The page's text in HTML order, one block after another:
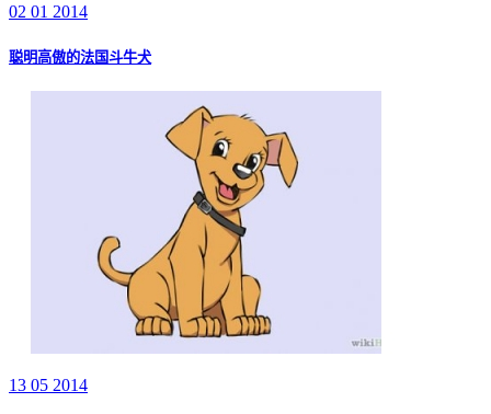
02 01 2014
聪明高傲的法国斗牛犬
13 05 2014